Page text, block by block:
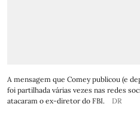
A mensagem que Comey publicou (e
foi partilhada várias vezes nas redes
atacaram o ex-diretor do FBI.
DR